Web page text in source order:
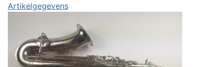
Artikelgegevens